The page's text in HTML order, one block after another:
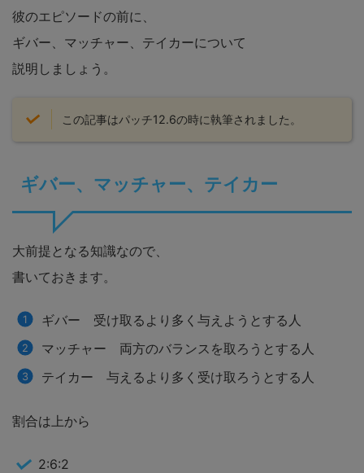
彼のエピソードの前に、
ギバー、マッチャー、テイカーについて
説明しましょう。
この記事はパッチ12.6の時に執筆されました。
ギバー、マッチャー、テイカー
大前提となる知識なので、
書いておきます。
ギバー 受け取るより多く与えようとする人
マッチャー 両方のバランスを取ろうとする人
テイカー 与えるより多く受け取ろうとする人
割合は上から
2:6:2